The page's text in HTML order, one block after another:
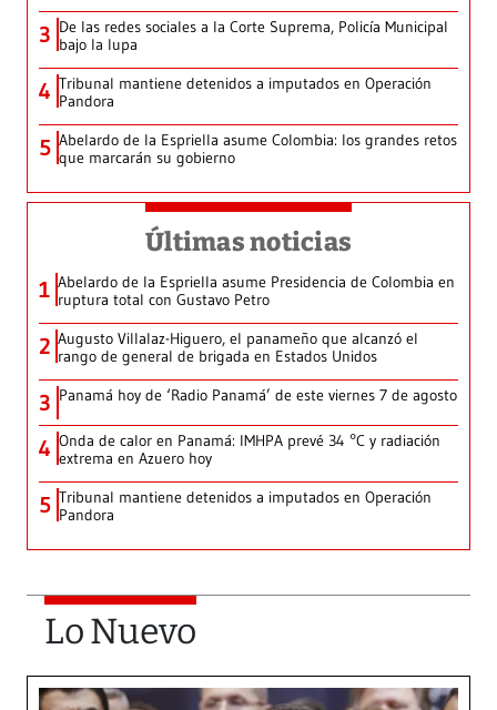
3 De las redes sociales a la Corte Suprema, Policía Municipal
bajo la lupa
4 Tribunal mantiene detenidos a imputados en Operación
Pandora
5 Abelardo de la Espriella asume Colombia: los grandes retos
que marcarán su gobierno
Últimas noticias
1 Abelardo de la Espriella asume Presidencia de Colombia en
ruptura total con Gustavo Petro
2 Augusto Villalaz-Higuero, el panameño que alcanzó el
rango de general de brigada en Estados Unidos
3 Panamá hoy de ‘Radio Panamá’ de este viernes 7 de agosto
4 Onda de calor en Panamá: IMHPA prevé 34 °C y radiación
extrema en Azuero hoy
5 Tribunal mantiene detenidos a imputados en Operación
Pandora
Lo Nuevo